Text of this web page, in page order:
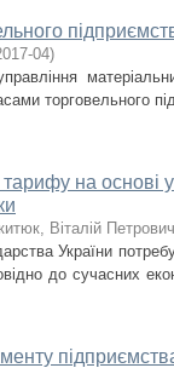
04)
торговельного
на основі
Віталій Петрович
України
до сучасних